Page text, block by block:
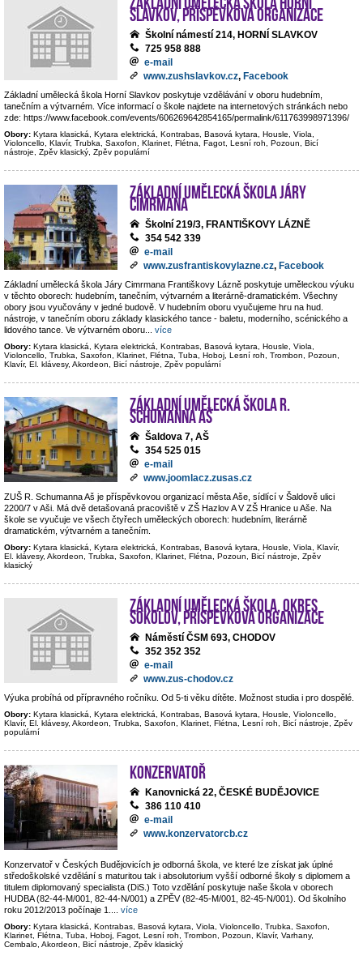
Slavkov, příspěvková organizace
Školní námestí 214, HORNÍ SLAVKOV
725 958 888
e-mail
www.zushslavkov.cz, Facebook
Základní umělecká škola Horní Slavkov poskytuje vzdělávání v oboru hudebním,
tanečním a výtvarném. Více informací o škole najdete na internetových stránkách nebo
zde: https://www.facebook.com/events/606269642854165/permalink/611763998971396/
Obory: Kytara klasická, Kytara elektrická, Kontrabas, Basová kytara, Housle, Viola,
Violoncello, Klavír, Trubka, Saxofon, Klarinet, Flétna, Fagot, Lesní roh, Pozoun, Bicí
nástroje, Zpěv klasický, Zpěv populární
Základní umělecká škola Járy
Cimrmana
Školní 219/3, FRANTIŠKOVY LÁZNĚ
354 542 339
e-mail
www.zusfrantiskovylazne.cz, Facebook
Základní umělecká škola Járy Cimrmana Františkovy Lázně poskytuje uměleckou výuku
v těchto oborech: hudebním, tanečním, výtvarném a literárně-dramatickém. Všechny
obory jsou vyučovány v jedné budově. V hudebním oboru vyučujeme hru na hud.
nástroje, v tanečním oboru základy klasického tance - baletu, moderního, scénického a
lidového tance. Ve výtvarném oboru
více
Obory: Kytara klasická, Kytara elektrická, Kontrabas, Basová kytara, Housle, Viola,
Violoncello, Trubka, Saxofon, Klarinet, Flétna, Tuba, Hoboj, Lesní roh, Trombon, Pozoun,
Klavír, El. klávesy, Akordeon, Bicí nástroje, Zpěv populární
Základní umělecká škola R.
Schumanna Aš
Šaldova 7, AŠ
354 525 015
e-mail
www.joomlacz.zusas.cz
ZUŠ R. Schumanna Aš je příspěvkovou organizací města Aše, sídlící v Šaldově ulici
2200/7 v Aši. Má dvě detašovaná pracoviště v ZŠ Hazlov A V ZŠ Hranice u Aše. Na
škole se vyučuje ve všech čtyřech uměleckých oborech: hudebním, literárně
dramatickém, výtvarném a tanečním.
Obory: Kytara klasická, Kytara elektrická, Kontrabas, Basová kytara, Housle, Viola, Klavír,
El. klávesy, Akordeon, Trubka, Saxofon, Klarinet, Flétna, Pozoun, Bicí nástroje, Zpěv
klasický
Základní umělecká škola, okres
Sokolov, příspěvková organizace
Náměstí ČSM 693, CHODOV
352 352 352
e-mail
www.zus-chodov.cz
Výuka probíhá od přípravného ročníku. Od 5-ti věku dítěte. Možnost studia i pro dospělé.
Obory: Kytara klasická, Kytara elektrická, Kontrabas, Basová kytara, Housle, Violoncello,
Klavír, El. klávesy, Akordeon, Trubka, Saxofon, Klarinet, Flétna, Lesní roh, Bicí nástroje, Zpěv
populární
Konzervatoř
Kanovnická 22, ČESKÉ BUDĚJOVICE
386 110 410
e-mail
www.konzervatorcb.cz
Konzervatoř v Českých Budějovicích je odborná škola, ve které lze získat jak úplné
středoškolské vzdělání s maturitou tak i absolutorium vyšší odborné školy s diplomem a
titulem diplomovaný specialista (DiS.) Toto vzdělání poskytuje naše škola v oborech
HUDBA (82-44-M/001, 82-44-N/001) a ZPĚV (82-45-M/001, 82-45-N/001). Od školního
roku 2012/2013 počínaje 1.
více
Obory: Kytara klasická, Kontrabas, Basová kytara, Viola, Violoncello, Trubka, Saxofon,
Klarinet, Flétna, Tuba, Hoboj, Fagot, Lesní roh, Trombon, Pozoun, Klavír, Varhany,
Cembalo, Akordeon, Bicí nástroje, Zpěv klasický